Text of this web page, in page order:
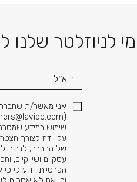
לניוזלטר
דוא׳׳ל
אני מאשר/ת שחברת
(
שימוש במידע
על-ידה לצורך
של החברה, לרבות
עסקיים ושיווקיים,
הפרטיות. ידוע לי